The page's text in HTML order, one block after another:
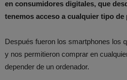
en consumidores digitales, que
tenemos acceso a cualquier tipo de
Después fueron los smartphones los
y nos permitieron comprar en
depender de un ordenador.